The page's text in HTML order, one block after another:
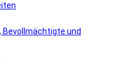
und